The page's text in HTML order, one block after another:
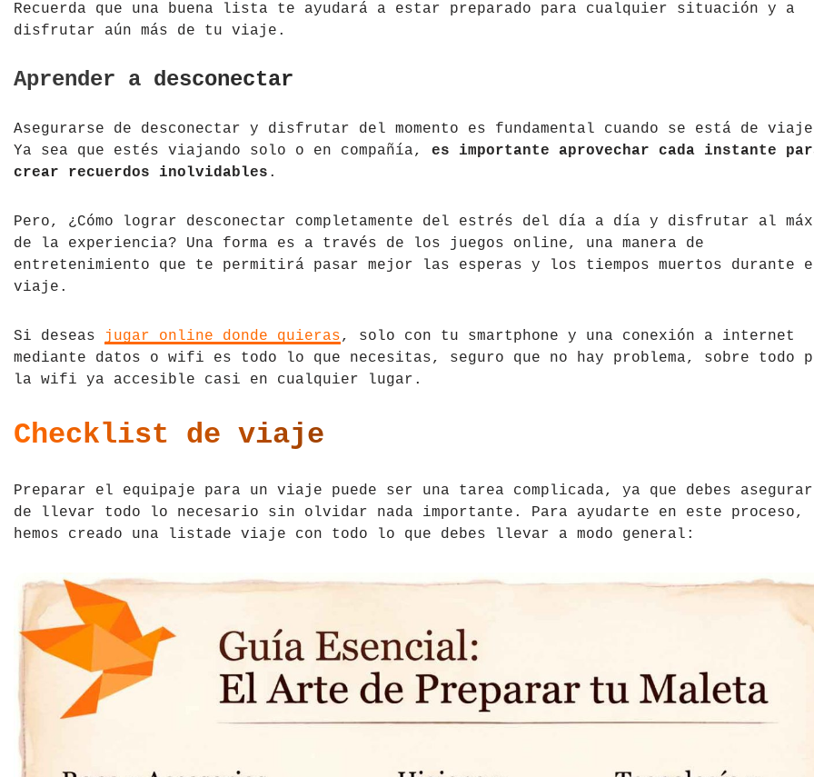
Recuerda que una buena lista te ayudará a estar preparado para cualquier situación y a
disfrutar aún más de tu viaje.
Aprender a desconectar
Asegurarse de desconectar y disfrutar del momento es fundamental cuando se está de
Ya sea que estés viajando solo o en compañía, es importante aprovechar cada instante
crear recuerdos inolvidables .
Pero, ¿Cómo lograr desconectar completamente del estrés del día a día y disfrutar al
de la experiencia? Una forma es a través de los juegos online, una manera de
entretenimiento que te permitirá pasar mejor las esperas y los tiempos muertos durante
viaje.
Si deseas jugar online donde quieras, solo con tu smartphone y una conexión a internet
mediante datos o wifi es todo lo que necesitas, seguro que no hay problema, sobre todo
la wifi ya accesible casi en cualquier lugar.
Checklist de viaje
Preparar el equipaje para un viaje puede ser una tarea complicada, ya que debes
de llevar todo lo necesario sin olvidar nada importante. Para ayudarte en este proceso,
hemos creado una listade viaje con todo lo que debes llevar a modo general: